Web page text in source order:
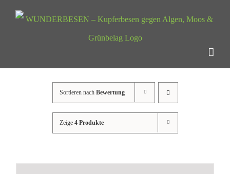
Sortieren nach Bewertung
Zeige 4 Produkte